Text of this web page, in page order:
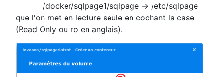
/docker/sqlpage1/sqlpage -> /etc/sqlpage
que l'on met en lecture seule en cochant la case
(Read Only ou ro en anglais).